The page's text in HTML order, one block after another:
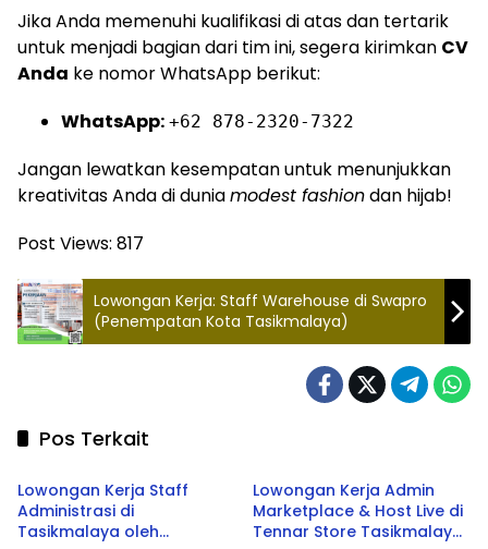
Jika Anda memenuhi kualifikasi di atas dan tertarik
untuk menjadi bagian dari tim ini, segera kirimkan CV
Anda ke nomor WhatsApp berikut:
WhatsApp: +62 878-2320-7322
Jangan lewatkan kesempatan untuk menunjukkan
kreativitas Anda di duniamodest fashiondan hijab!
Post Views: 817
Lowongan Kerja: Staff Warehouse di Swapro
(Penempatan Kota Tasikmalaya)
Pos Terkait
Tasikmalaya
Lowongan Kerja Staff
Administrasi di
Tasikmalaya oleh
Lowongan Kerja Admin
Marketplace & Host Live di
Tennar Store Tasikmalaya
Tasikmalaya Tasikmalaya